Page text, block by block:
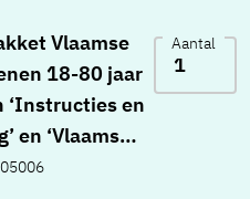
jaar, 10
jaar, 10
5-17 jaar,
Vlaamse
18-80 jaar
‘Instructies en
en ‘Vlaamse
Aantal